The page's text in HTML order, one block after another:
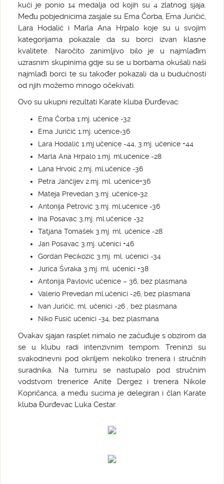
kući je ponio 14 medalja od kojih su 4 zlatnog sjaja.
Među pobjednicima zasjale su Ema Čorba, Ema Juričić,
Lara Hodalić i Marla Ana Hrpalo koje su u svojim
kategorijama pokazale da su borci izvan klasne
kvalitete. Naročito zanimljivo bilo je u najmlađim
uzrasnim skupinima gdje su se u borbama okušali naši
najmlađi borci te su također pokazali da u budućnosti
od njih možemo mnogo očekivati.
Ovo su ukupni rezultati Karate kluba Đurđevac:
Ema Čorba 1.mj. učenice -32
Ema Juričić 1.mj. učenice-36
Lara Hodalić 1.mj učenice -44, 3.mj. učenice +44
Marla Ana Hrpalo 1.mj. ml.učenice -28
Lana Hrvoić 2.mj. ml.učenice -36
Petra Jančijev 2.mj. ml. učenice+36
Mateja Prevedan 3.mj. učenice-32
Antonija Petrović 3.mj. ml.učenice -36
Ina Posavac 3.mj. ml.učenice -32
Tatjana Tomašek 3.mj. ml. učenice -28
Jan Posavac 3.mj. učenici +46
Gordan Pecikozić 3.mj. ml. ućenici -34
Jurica Švraka 3.mj. ml. učenici +38
Antonija Pavlović učenice – 36, bez plasmana
Valerio Prevedan ml.učenici -26, bez plasmana
Ivan Juričić, ml. učenici -26 , bez plasmana
Niko Fusić učenici -34, bez plasmana
Ovakav sjajan rasplet nimalo ne začuđuje s obzirom da
se u klubu radi intenzivnim tempom. Treninzi su
svakodnevni pod okriljem nekoliko trenera i stručnih
suradnika. Na turniru se nastupalo pod stručnim
vodstvom trenerice Anite Dergez i trenera Nikole
Kopričanca, a među sucima je delegiran i član Karate
kluba Đurđevac Luka Cestar.